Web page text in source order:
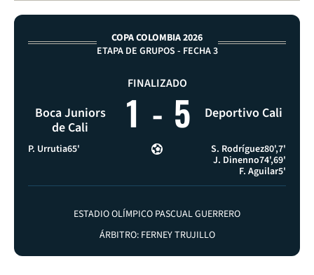
COPA COLOMBIA 2026
ETAPA DE GRUPOS - FECHA 3
Boca Juniors
de Cali
FINALIZADO
1 - 5 Deportivo Cali
P. Urrutia65' S. Rodríguez80' 7'
J. Dinenno74' 69'
F. Aguilar5'
ESTADIO OLÍMPICO PASCUAL GUERRERO
ÁRBITRO: FERNEY TRUJILLO